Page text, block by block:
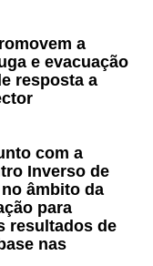
a
e evacuação
resposta a
com a
Inverso de
âmbito da
para
resultados de
nas